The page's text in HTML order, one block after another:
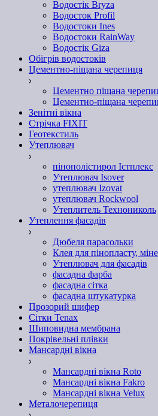
Водостік Bryza
Водосток Profil
Водостоки Ines
Водостоки RainWay
Водостік Giza
Обігрів водостоків
Цементно-піщана черепиця
Цементно піщана
Цементно-піщана
Зенітні вікна
Стрічка FIXIT
Геотекстиль
Утеплювач
пінополістирол Істплекс
Утеплювач Isover
утеплювач Izovat
утеплювач Rockwool
Утеплитель Технониколь
Утеплення фасадів
Дюбеля парасольки
Клея для пінопласту,
Утеплювач для фасадів
фасадна фарба
фасадна сітка
фасадна штукатурка
Прозорий шифер
Сітки Tenax
Шиповидна мембрана
Покрівельні плівки
Мансардні вікна
Мансардні вікна Roto
Мансардні вікна Fakro
Мансардні вікна Velux
Металочерепиця